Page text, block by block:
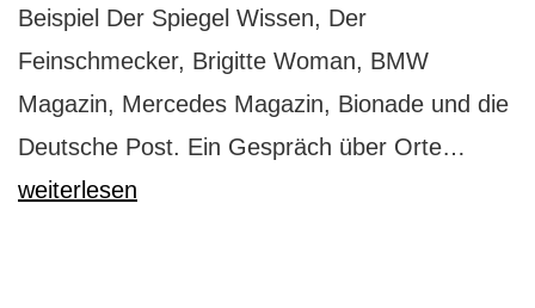
Beispiel Der Spiegel Wissen, Der
Feinschmecker, Brigitte Woman, BMW
Magazin, Mercedes Magazin, Bionade und die
Deutsche Post. Ein Gespräch über Orte…
weiterlesen